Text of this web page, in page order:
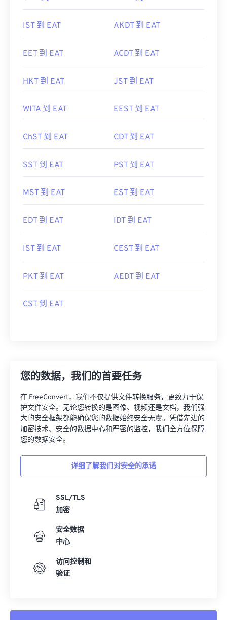
IST 到 EAT AKDT 到 EAT
EET 到 EAT ACDT 到 EAT
HKT 到 EAT JST 到 EAT
WITA 到 EAT EEST 到 EAT
ChST 到 EAT CDT 到 EAT
SST 到 EAT PST 到 EAT
MST 到 EAT EST 到 EAT
EDT 到 EAT IDT 到 EAT
IST 到 EAT CEST 到 EAT
PKT 到 EAT AEDT 到 EAT
CST 到 EAT
您的数据，我们的首要任务
在 FreeConvert，我们不仅提供文件转换服务，更致力于保
护文件安全。无论您转换的是图像、视频还是文档，我们强
大的安全框架都能确保您的数据始终安全无虞。凭借先进的
加密技术、安全的数据中心和严密的监控，我们全方位保障
您的数据安全。
详细了解我们对安全的承诺
SSL/TLS
加密
安全数据
中心
访问控制和
验证